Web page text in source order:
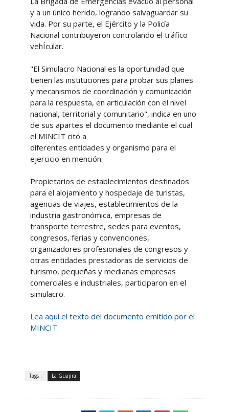
y a un único herido, logrando salvaguardar su
vida. Por su parte, el Ejército y la Policía
Nacional contribuyeron controlando el tráfico
vehÍcular.
"El Simulacro Nacional es la oportunidad que
tienen las instituciones para probar sus planes
y mecanismos de coordinación y comunicación
para la respuesta, en articulación con el nivel
nacional, territorial y comunitario", indica en uno
de sus apartes el documento mediante el cual
el MINCIT citó a
diferentes entidades y organismo para el
ejercicio en mención.
Propietarios de establecimientos destinados
para el alojamiento y hospedaje de turistas,
agencias de viajes, establecimientos de la
industria gastronómica, empresas de
transporte terrestre, sedes para eventos,
congresos, ferias y convenciones,
organizadores profesionales de congresos y
otras entidades prestadoras de servicios de
turismo, pequeñas y medianas empresas
comerciales e industriales, participaron en el
simulacro.
Lea aquí el texto del documento emitido por el
MINCIT.
Tags : La Guajira